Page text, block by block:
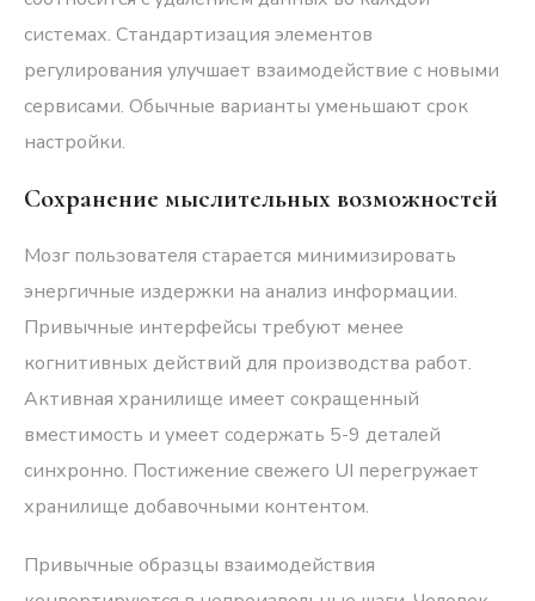
системах. Стандартизация элементов
регулирования улучшает взаимодействие с новыми
сервисами. Обычные варианты уменьшают срок
настройки.
Сохранение мыслительных возможностей
Мозг пользователя старается минимизировать
энергичные издержки на анализ информации.
Привычные интерфейсы требуют менее
когнитивных действий для производства работ.
Активная хранилище имеет сокращенный
вместимость и умеет содержать 5-9 деталей
синхронно. Постижение свежего UI перегружает
хранилище добавочными контентом.
Привычные образцы взаимодействия